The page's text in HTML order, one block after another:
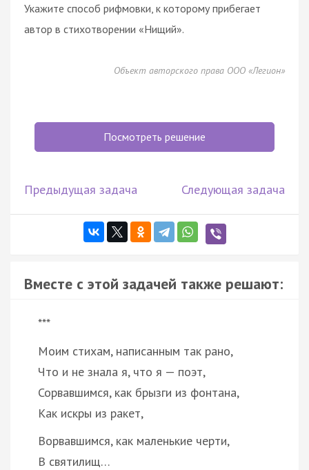
Укажите способ рифмовки, к которому прибегает
автор в стихотворении «Нищий».
Объект авторского права ООО «Легион»
Посмотреть решение
Предыдущая задача Следующая задача
Вместе с этой задачей также решают:
***
Моим стихам, написанным так рано,
Что и не знала я, что я — поэт,
Сорвавшимся, как брызги из фонтана,
Как искры из ракет,
Ворвавшимся, как маленькие черти,
В святилищ…